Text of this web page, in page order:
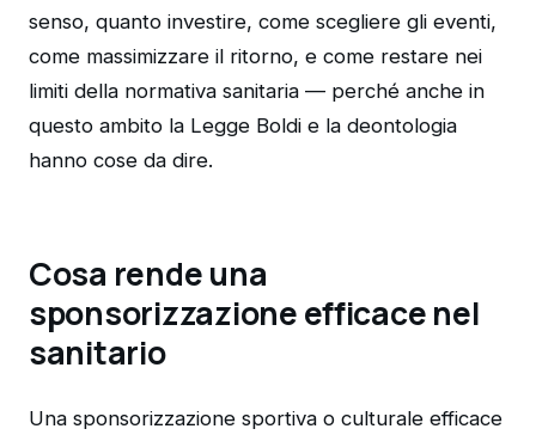
senso, quanto investire, come scegliere gli eventi,
come massimizzare il ritorno, e come restare nei
limiti della normativa sanitaria — perché anche in
questo ambito la Legge Boldi e la deontologia
hanno cose da dire.
Cosa rende una
sponsorizzazione efficace nel
sanitario
Una sponsorizzazione sportiva o culturale efficace